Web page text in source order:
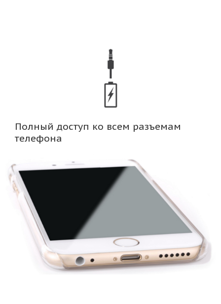
Полный доступ ко всем разъемам
телефона